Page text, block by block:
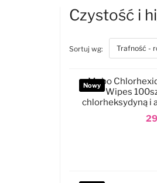
Czystość i
Sortuj wg:top
Nowy
Mubo
Wipes
chlorheksydyną i